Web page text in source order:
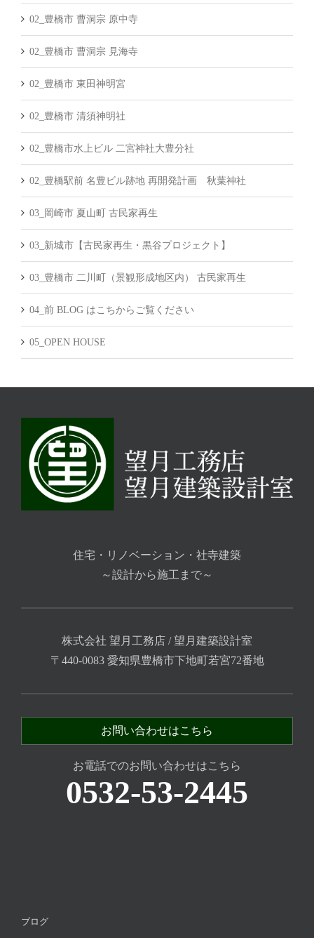
02_豊橋市 曹洞宗 原中寺
02_豊橋市 曹洞宗 見海寺
02_豊橋市 東田神明宮
02_豊橋市 清須神明社
02_豊橋市水上ビル 二宮神社大豊分社
02_豊橋駅前 名豊ビル跡地 再開発計画 秋葉神社
03_岡崎市 夏山町 古民家再生
03_新城市【古民家再生・黒谷プロジェクト】
03_豊橋市 二川町（景観形成地区内） 古民家再生
04_前 BLOG はこちからご覧ください
05_OPEN HOUSE
住宅・リノベーション・社寺建築
～設計から施工まで～
株式会社 望月工務店 / 望月建築設計室
〒440-0083 愛知県豊橋市下地町若宮72番地
お問い合わせはこちら
お電話でのお問い合わせはこちら
0532-53-2445
ブログ